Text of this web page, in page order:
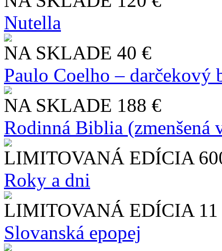
Nutella
NA SKLADE 40 €
Paulo Coelho – darčekový
NA SKLADE 188 €
Rodinná Biblia (zmenšená
LIMITOVANÁ EDÍCIA
Roky a dni
LIMITOVANÁ EDÍCIA
Slo​vanská epopej